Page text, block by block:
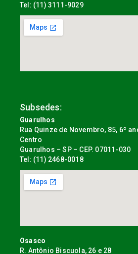
Tel: (11) 3111-9029
Subsedes:
Guarulhos
Rua Quinze de Novembro, 85, 6º
Centro
Guarulhos – SP – CEP. 07011-030
Tel: (11) 2468-0018
Osasco
R. Antônio Biscuola, 26 e 28